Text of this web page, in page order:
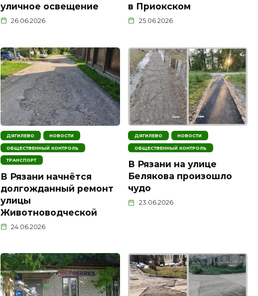
уличное освещение
26.06.2026
в Приокском
25.06.2026
ДЯГИЛЕВО НОВОСТИ
ОБЩЕСТВЕННЫЙ КОНТРОЛЬ
ТРАНСПОРТ
В Рязани начнётся
долгожданный ремонт
улицы
Животноводческой
24.06.2026
ДЯГИЛЕВО НОВОСТИ
ОБЩЕСТВЕННЫЙ КОНТРОЛЬ
В Рязани на улице
Белякова произошло
чудо
23.06.2026